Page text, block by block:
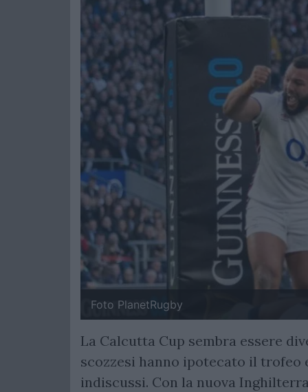
Foto PlanetRugby
La Calcutta Cup sembra essere
scozzesi hanno ipotecato il trofeo
indiscussi. Con la nuova